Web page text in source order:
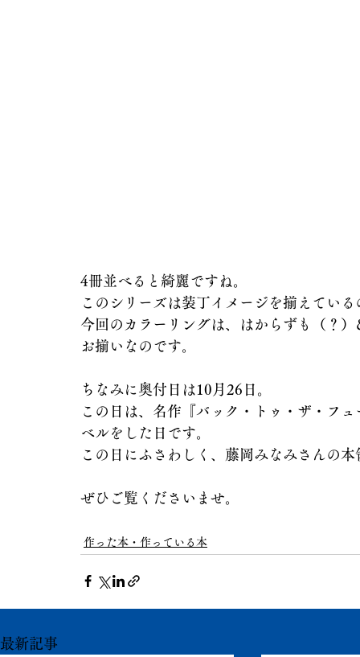
4冊並べると綺麗ですね。
このシリーズは装丁イメージを揃えてい
今回のカラーリングは、はからずも（？
お揃いなのです。
ちなみに奥付日は10月26日。
この日は、名作『バック・トゥ・ザ・フ
ベルをした日です。
この日にふさわしく、藤岡みなみさんの
ぜひご覧くださいませ。
作った本・作っている本
最新記事